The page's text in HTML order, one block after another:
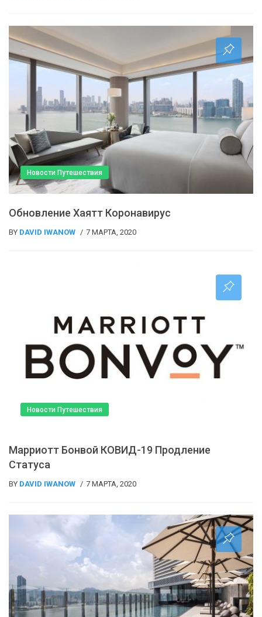
Новости Путешествия
Обновление Хаятт Коронавирус
BY DAVID IWANOW 7 МАРТА, 2020
Новости Путешествия
Марриотт Бонвой КОВИД-19 Продление
Статуса
BY DAVID IWANOW 7 МАРТА, 2020